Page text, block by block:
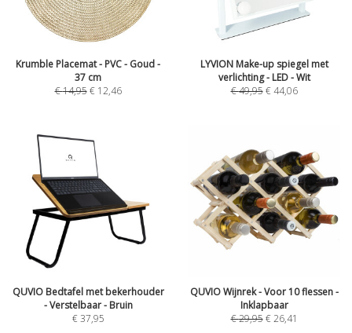
Krumble Placemat - PVC - Goud -
37 cm
€14,95 € 12,46
LYVION Make-up spiegel met
verlichting - LED - Wit
€49,95 €44,06
QUVIO Bedtafel met bekerhouder
- Verstelbaar - Bruin
€37,95
QUVIO Wijnrek - Voor 10 flessen -
Inklapbaar
€29,95 €26,41